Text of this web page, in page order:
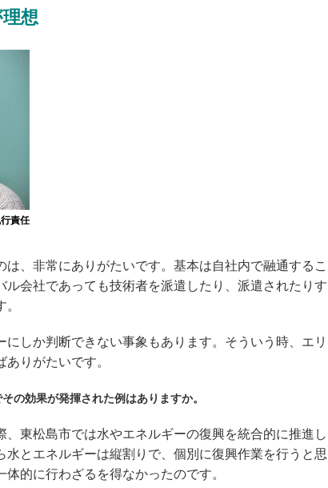
想
責任
、非常にありがたいです。基本は自社内で融通するこ
ル会社であっても技術者を派遣したり、派遣されたりす
しか判断できない事象もあります。そういう時、エリ
りがたいです。
効果が発揮された例はありますか。
東松島市では水やエネルギーの復興を統合的に推進し
水とエネルギーは縦割りで、個別に復興作業を行うと思
的に行わざるを得なかったのです。